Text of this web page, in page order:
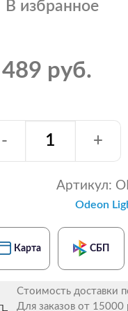
В избранное
руб.
- +
Артикул:
Odeon
Карта СБП
Стоимость доставки
Для заказов от 15000